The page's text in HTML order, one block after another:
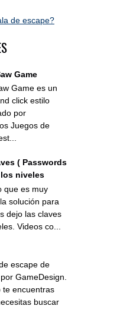
de escape?
Game
Game es un
click estilo
por
Juegos de
( Passwords
niveles
que es muy
solución para
dejo las claves
Videos co...
escape de
GameDesign.
te encuentras
buscar